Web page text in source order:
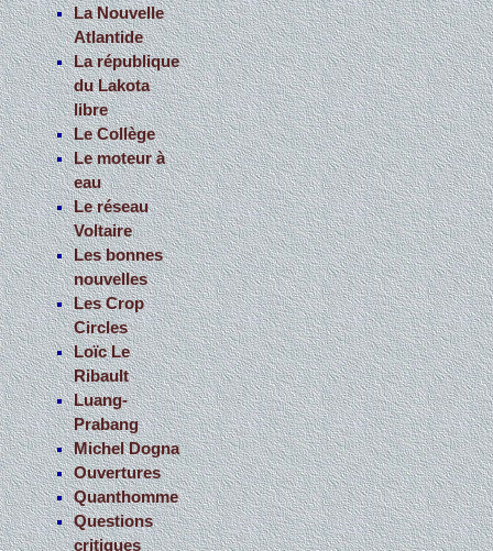
La Nouvelle
Atlantide
La république
du Lakota
libre
Le Collège
Le moteur à
eau
Le réseau
Voltaire
Les bonnes
nouvelles
Les Crop
Circles
Loïc Le
Ribault
Luang-
Prabang
Michel Dogna
Ouvertures
Quanthomme
Questions
critiques